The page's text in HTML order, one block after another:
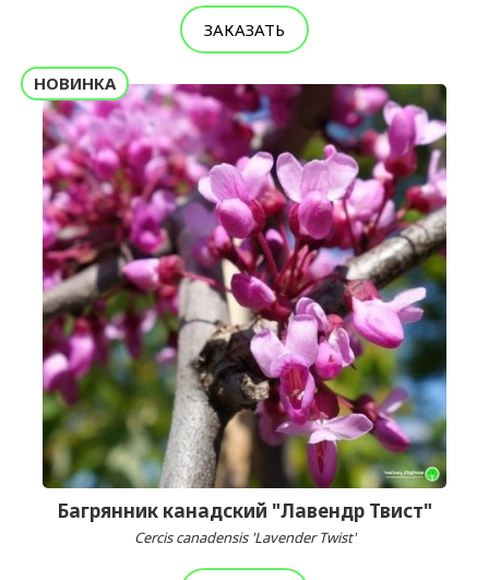
ЗАКАЗАТЬ
НОВИНКА
Багрянник канадский "Лавендр Твист"
Cercis canadensis 'Lavender Twist'